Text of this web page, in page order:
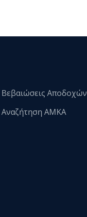
Βεβαιώσεις Αποδοχών
Αναζήτηση ΑΜΚΑ